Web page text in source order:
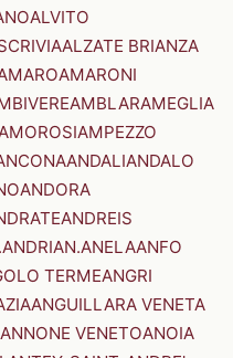
ALVITO
ALZATE BRIANZA
AMARONI
AMBLARAMEGLIA
AMPEZZO
ANDALIANDALO
ANDORA
ANDREIS
ANELAANFO
TERMEANGRI
ANGUILLARA VENETA
ANNONE VENETOANOIA